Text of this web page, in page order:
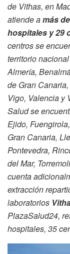
de Vithas, en
atiende amás
hospitales y 29
centros se
territorio
Almería,
de Gran
Vigo, Valencia y
Salud se
Ejido,
Gran Canaria,
Pontevedra,
del Mar,
cuenta
extracción
laboratorios
PlazaSalud24,
hospitales, 35